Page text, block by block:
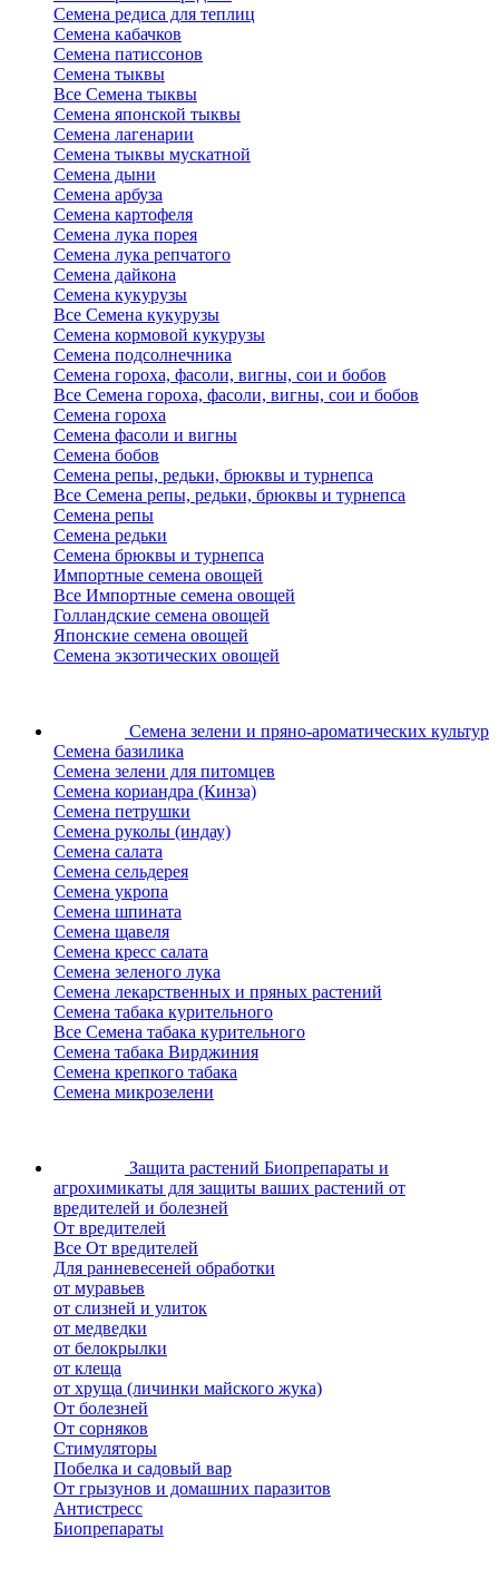
Семена редиса для теплиц
Семена кабачков
Семена патиссонов
Семена тыквы
Все Семена тыквы
Семена японской тыквы
Семена лагенарии
Семена тыквы мускатной
Семена дыни
Семена арбуза
Семена картофеля
Семена лука порея
Семена лука репчатого
Семена дайкона
Семена кукурузы
Все Семена кукурузы
Семена кормовой кукурузы
Семена подсолнечника
Семена гороха, фасоли, вигны, сои и бобов
Все Семена гороха, фасоли, вигны, сои и бобов
Семена гороха
Семена фасоли и вигны
Семена бобов
Семена репы, редьки, брюквы и турнепса
Все Семена репы, редьки, брюквы и турнепса
Семена репы
Семена редьки
Семена брюквы и турнепса
Импортные семена овощей
Все Импортные семена овощей
Голландские семена овощей
Японские семена овощей
Семена экзотических овощей
Семена зелени и пряно-ароматических культур
Семена базилика
Семена зелени для питомцев
Семена кориандра (Кинза)
Семена петрушки
Семена руколы (индау)
Семена салата
Семена сельдерея
Семена укропа
Семена шпината
Семена щавеля
Семена кресс салата
Семена зеленого лука
Семена лекарственных и пряных растений
Семена табака курительного
Все Семена табака курительного
Семена табака Вирджиния
Семена крепкого табака
Семена микрозелени
Защита растений Биопрепараты и
агрохимикаты для защиты ваших растений от
вредителей и болезней
От вредителей
Все От вредителей
Для ранневесеней обработки
от муравьев
от слизней и улиток
от медведки
от белокрылки
от клеща
от хруща (личинки майского жука)
От болезней
От сорняков
Стимуляторы
Побелка и садовый вар
От грызунов и домашних паразитов
Антистресс
Биопрепараты